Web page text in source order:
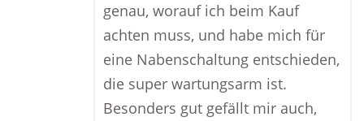
genau, worauf ich beim Kauf
achten muss, und habe mich für
eine Nabenschaltung entschieden,
die super wartungsarm ist.
Besonders gut gefällt mir auch,